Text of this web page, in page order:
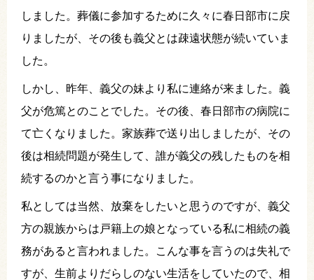
しました。葬儀に参加するために久々に春日部市に戻
りましたが、その後も義父とは疎遠状態が続いていま
した。
しかし、昨年、義父の妹より私に連絡が来ました。義
父が危篤とのことでした。その後、春日部市の病院に
て亡くなりました。家族葬で送り出しましたが、その
後は相続問題が発生して、誰が義父の残したものを相
続するのかと言う事になりました。
私としては当然、放棄をしたいと思うのですが、義父
方の親族からは戸籍上の娘となっている私に相続の義
務があると言われました。こんな事を言うのは失礼で
すが、生前よりだらしのない生活をしていたので、相